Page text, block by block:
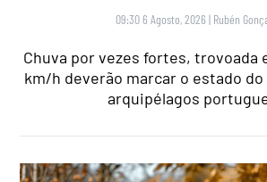
09:30 6 Agosto, 2026 | Rubén
Chuva por vezes fortes, trovoada
km/h deverão marcar o estado
arquipélagos